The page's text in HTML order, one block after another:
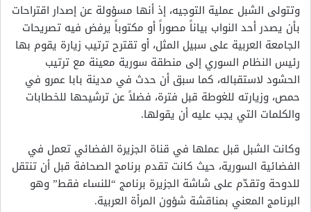
وتتولى الشبل عملية التوجيه، إذ أنها مسؤولة عن إصدار اقتراحات
بأن يصدر أحد النواب بياناً مصوراً أو مكتوباً يرفض فيه تصريحات
الجامعة العربية على سبيل المثل، أو تقترح ترتيب زيارة يقوم بها
رئيس النظام السوري إلى منطقة سورية معينة مع ترتيب
الحشود لاستقباله، كما سبق أن حدث في مدينة بابا عمرو في
حمص، وزيارته للغوطة قبل فترة، فضلاً عن ترشيحها للخطابات
والكلمات التي يجب عليه أن يقولها.
وكانت الشبل قبل عملها في قناة الجزيرة الفضائي تعمل في
الفضائية السورية، حيث كانت تقدم برنامج الصحافة قبل أن تنتقل
للدوحة وتقدّم على شاشة الجزيرة برنامج “للنساء فقط” وهو
البرنامج المعني بمناقشة شؤون المرأة العربية.